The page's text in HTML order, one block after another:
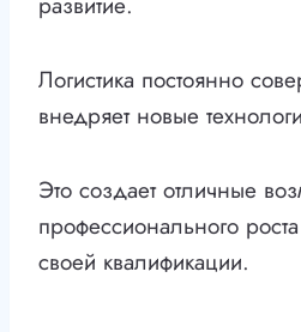
Логистика постоянно
внедряет новые
Это создает отличные
профессионального
своей квалификации.